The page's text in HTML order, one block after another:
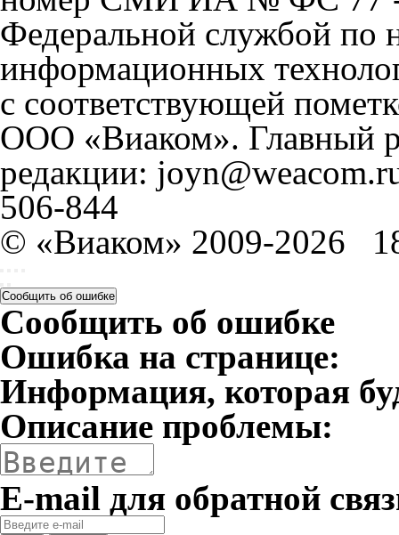
Федеральной службой по
информационных
с соответствующей
ООО «Виаком». Главный
редакции:
506-844
© «Виаком» 2009-2026
Сообщить об ошибке
Сообщить об ошибке
Ошибка на странице:
Информация, которая
Описание проблемы:
E-mail для обратной